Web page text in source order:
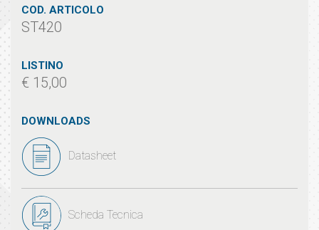
COD. ARTICOLO
ST420
LISTINO
€ 15,00
DOWNLOADS
Datasheet
Scheda Tecnica